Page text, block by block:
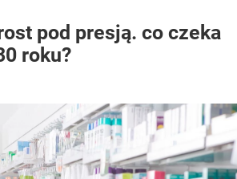
pod presją. co czeka
roku?